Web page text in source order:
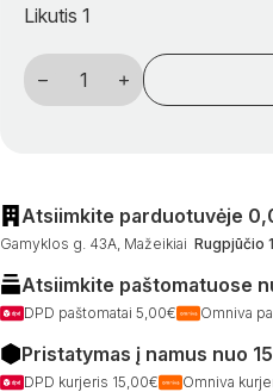
Likutis 1
produkto
kiekis:
Kemperio
1700
mm
su
balta
„Zadi
Edge“
spyna
(dešiniai
vyriai)
Atsiimkite parduotuvėje
Gamyklos g. 43A, Mažeikiai Rugpjūčio
Atsiimkite paštomatuose
DPD paštomatai 5,00€ Omniva
Pristatymas į namus nuo
DPD kurjeris 15,00€ Omniva